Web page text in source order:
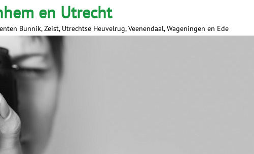
en Utrecht
Bunnik, Zeist, Utrechtse Heuvelrug, Veenendaal, Wageningen en Ede